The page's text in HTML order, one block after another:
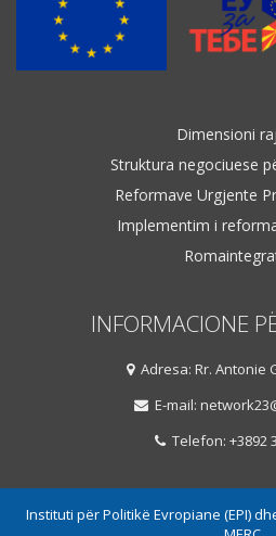
Dimensioni
Struktura negociuese
Reformave Urgjente
Implementim i
INFORMACIONE
Adresa: Rr. Antonie
E-mail:
Telefon: +3892
Instituti për Politikë Evropiane (EPI)